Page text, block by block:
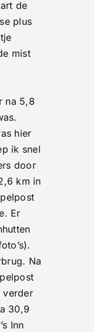
de
plus
mist
na 5,8
hier
ik snel
door
km in
Er
Na
verder
30,9
Inn